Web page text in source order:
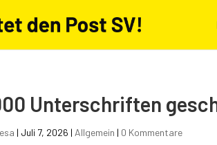
Unterschriften
| Juli 7, 2026 | Allgemein | 0 Kommentare